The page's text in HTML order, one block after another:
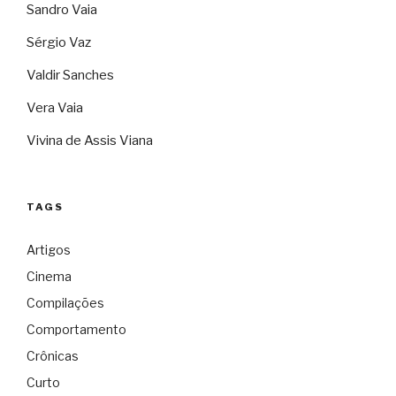
Sandro Vaia
Sérgio Vaz
Valdir Sanches
Vera Vaia
Vivina de Assis Viana
TAGS
Artigos
Cinema
Compilações
Comportamento
Crônicas
Curto